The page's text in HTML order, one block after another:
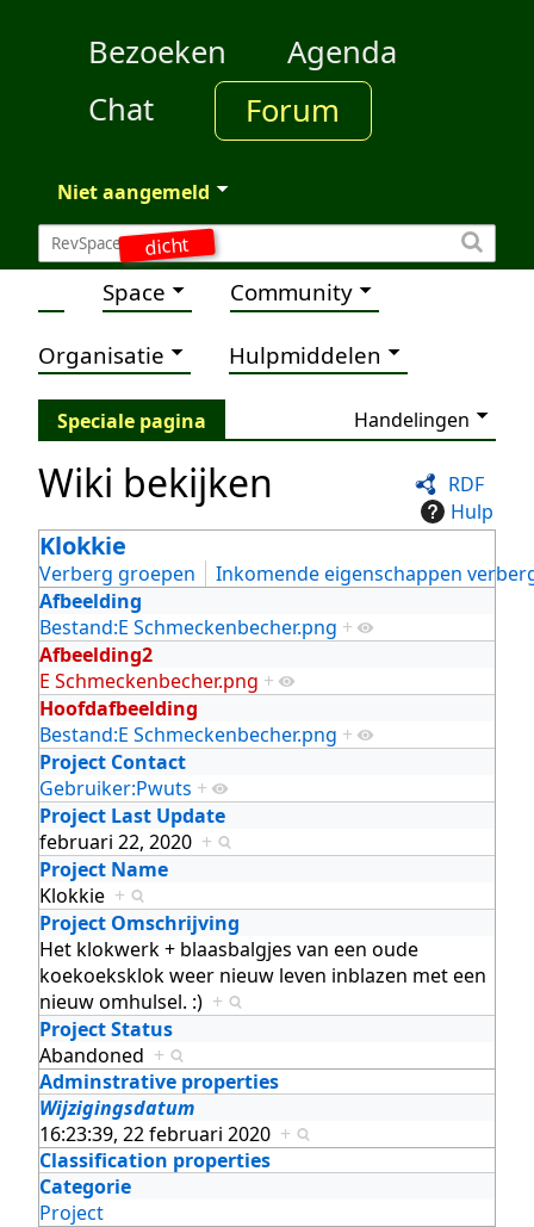
dicht
Bezoeken
Agenda
Chat
Forum
Niet aangemeld
Space Community
Organisatie Hulpmiddelen
Speciale pagina Handelingen
RDF
Hulp
Wiki bekijken
Klokkie
Verberg groepen
Inkomende eigenschappen
Afbeelding
Bestand:E Schmeckenbecher.png +
Afbeelding2
E Schmeckenbecher.png +
Hoofdafbeelding
Bestand:E Schmeckenbecher.png +
Project Contact
Gebruiker:Pwuts +
Project Last Update
februari 22, 2020 +
Project Name
Klokkie +
Project Omschrijving
Het klokwerk + blaasbalgjes van een oude
koekoeksklok weer nieuw leven inblazen met een
nieuw omhulsel. :) +
Project Status
Abandoned +
Adminstrative properties
Wijzigingsdatum
16:23:39, 22 februari 2020 +
Classification properties
Categorie
Project